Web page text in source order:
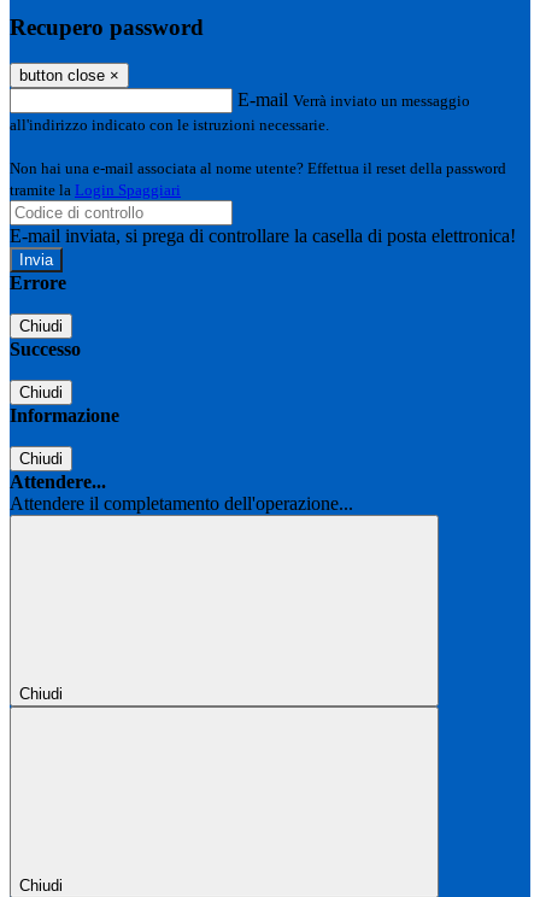
Recupero password
button close ×
E-mail Verrà inviato un messaggio
all'indirizzo indicato con le istruzioni necessarie.
Non hai una e-mail associata al nome utente? Effettua il reset della password
tramite la Login Spaggiari
E-mail inviata, si prega di controllare la casella di posta elettronica!
Errore
Chiudi
Successo
Chiudi
Informazione
Chiudi
Attendere...
Attendere il completamento dell'operazione...
Chiudi
Chiudi